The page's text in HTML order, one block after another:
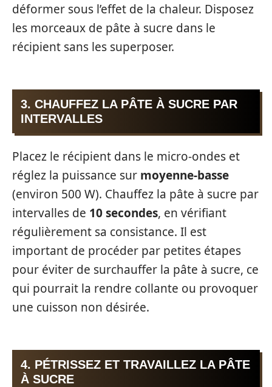
déformer sous l’effet de la chaleur. Disposez
les morceaux de pâte à sucre dans le
récipient sans les superposer.
3. CHAUFFEZ LA PÂTE À SUCRE PAR
INTERVALLES
Placez le récipient dans le micro-ondes et
réglez la puissance sur moyenne-basse
(environ 500 W). Chauffez la pâte à sucre par
intervalles de 10 secondes, en vérifiant
régulièrement sa consistance. Il est
important de procéder par petites étapes
pour éviter de surchauffer la pâte à sucre, ce
qui pourrait la rendre collante ou provoquer
une cuisson non désirée.
4. PÉTRISSEZ ET TRAVAILLEZ LA PÂTE
À SUCRE